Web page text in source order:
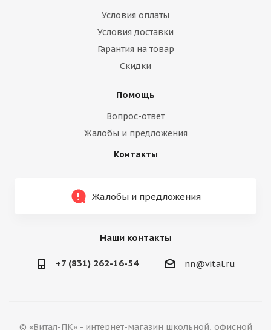
Условия оплаты
Условия доставки
Гарантия на товар
Скидки
Помощь
Вопрос-ответ
Жалобы и предложения
Контакты
Жалобы и предложения
Наши контакты
+7 (831) 262-16-54 nn@vital.ru
© «Витал-ПК» - интернет-магазин школьной, офисной